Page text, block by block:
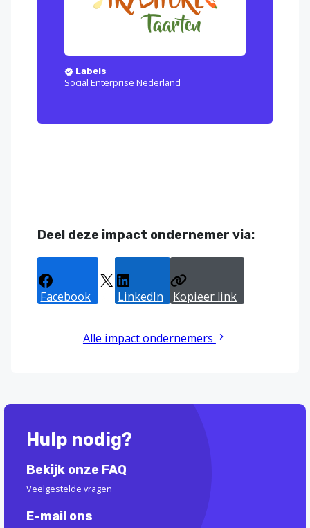
Labels
Social Enterprise Nederland
Deel deze impact ondernemer via:
Facebook LinkedIn Kopieer link
Alle impact ondernemers
Hulp nodig?
Bekijk onze FAQ
Veelgestelde vragen
E-mail ons